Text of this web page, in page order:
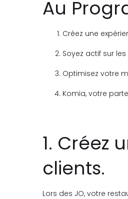
Au
Créez une
Soyez actif sur
Optimisez votre
Komia, votre
1. Créez
clients.
Lors des JO, votre